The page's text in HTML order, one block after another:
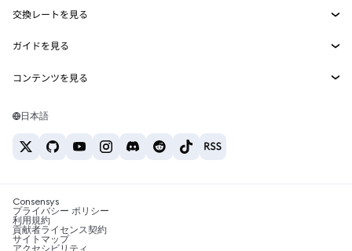
MetaMask Connect
Snaps
Web3サービス
セキュリティ
サポート
キャリア
お問い合わせ
イーサリアムの価格
Solanaの価格
Tetherの価格
交換レートを見る
ETH→USD
USDT→INR
BTC→INR
ETH→USDT
ガイドを見る
ETHの購入
USDTの購入
SHIBの購入
BNBの購入
コンテンツを見る
Solanaウォレット
税制関連ニュース
暗号資産の購入方法は？
日本語
Consensys
プライバシー ポリシー
利用規約
貢献者ライセンス契約
サイトマップ
アクセシビリティ